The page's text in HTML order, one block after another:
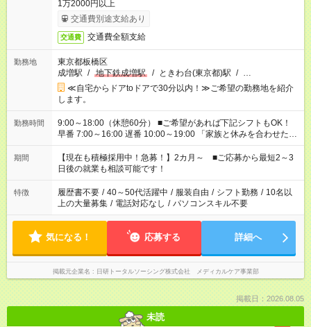
1万2000円以上
交通費別途支給あり
交通費 交通費全額支給
勤務地
東京都板橋区
成増駅 / 地下鉄成増駅 / ときわ台(東京都)駅 / …
≪自宅からドアtoドアで30分以内！≫ご希望の勤務地を紹介
します。
勤務時間
9:00～18:00（休憩60分） ■ご希望があれば下記シフトもOK！
早番 7:00～16:00 遅番 10:00～19:00 「家族と休みを合わせた
い」 「余裕を持って夕飯の準備がしたい」 「できれば残業はし
たくない」 など、ご希望を教えてくださいね。 ※Wワーク希望
の方へ 今ご覧のお仕事で希望する勤務時間と、もう1つのお仕事
の勤務時間。 合計で週40時間を超える場合は応募できません。
期間
【現在も積極採用中！急募！】2カ月～ ■ご応募から最短2～3
日後の就業も相談可能です！
特徴 履歴書不要 / 40～50代活躍中 / 服装自由 / シフト勤務 / 10名以
上の大量募集 / 電話対応なし / パソコンスキル不要
気になる！ 応募する 詳細へ
掲載元企業名 日研トータルソーシング株式会社 メディカルケア事業部
掲載日：2026.08.05
未読